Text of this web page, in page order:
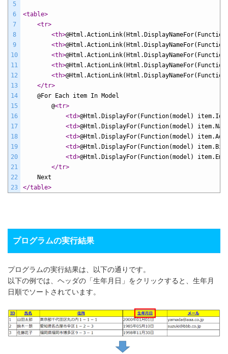
5
6
7
8
9
10
11
12
13
14
15
16
17
18
19
20
21
22
23
<table>
<tr>
<th>
<th>
<th>
<th>
<th>
</tr>
@For Each item In Model
@<tr>
<td>@Html.DisplayFor(Function(model) item.Id)
<td>@Html.DisplayFor(Function(model)
<td>@Html.DisplayFor(Function(model)
<td>@Html.DisplayFor(Function(model)
<td>@Html.DisplayFor(Function(model)
</tr>
Next
</table>
プログラムの実行結果
プログラムの実行結果は、以下の通りです。
以下の例では、ヘッダの「生年月日」をクリックすると、生年月
日順でソートされています。